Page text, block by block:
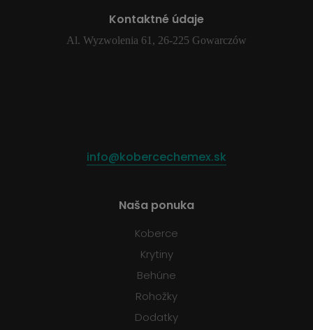
Kontaktné údaje
Al. Wyzwolenia 61, 26-225 Gowarczów
info@kobercechemex.sk
Naša ponuka
Koberce
Krytiny
Behúne
Rohožky
Dodatky